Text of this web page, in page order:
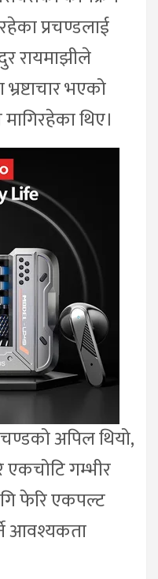
प्रचण्डलाई
रायमाझीले
भएको
थिए।
अपिल थियो,
एकचोटि गम्भीर
फेरि एकपल्ट
आवश्यकता